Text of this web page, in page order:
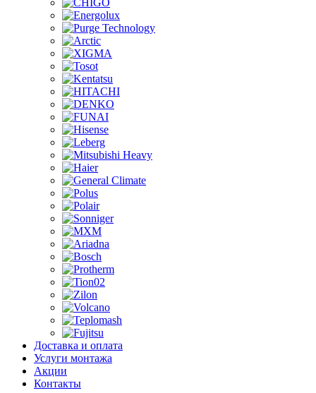
Доставка и оплата
Услуги монтажа
Акции
Контакты